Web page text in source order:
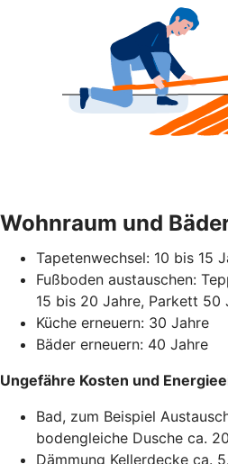
Wohnraum und
Tapetenwechsel: 10 bis 15
Fußboden austauschen:
15 bis 20 Jahre, Parkett 50
Küche erneuern: 30 Jahre
Bäder erneuern: 40 Jahre
Ungefähre Kosten und
Bad, zum Beispiel
bodengleiche Dusche ca.
Dämmung Kellerdecke ca.